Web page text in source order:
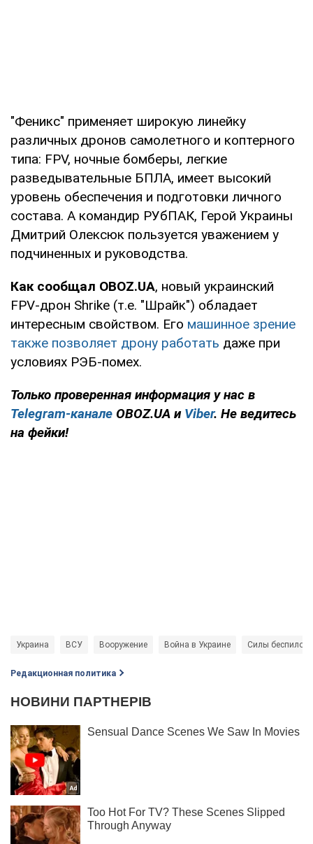
"Феникс" применяет широкую линейку
различных дронов самолетного и коптерного
типа: FPV, ночные бомберы, легкие
разведывательные БПЛА, имеет высокий
уровень обеспечения и подготовки личного
состава. А командир РУбПАК, Герой Украины
Дмитрий Олексюк пользуется уважением у
подчиненных и руководства.
Как сообщал OBOZ.UA, новый украинский
FPV-дрон Shrike (т.е. "Шрайк") обладает
интересным свойством. Его машинное зрение
также позволяет дрону работать даже при
условиях РЭБ-помех.
Только проверенная информация у нас в
Telegram-канале OBOZ.UA и Viber. Не ведитесь
на фейки!
Украина ВСУ Вооружение Война в Украине Силы
Редакционная политика